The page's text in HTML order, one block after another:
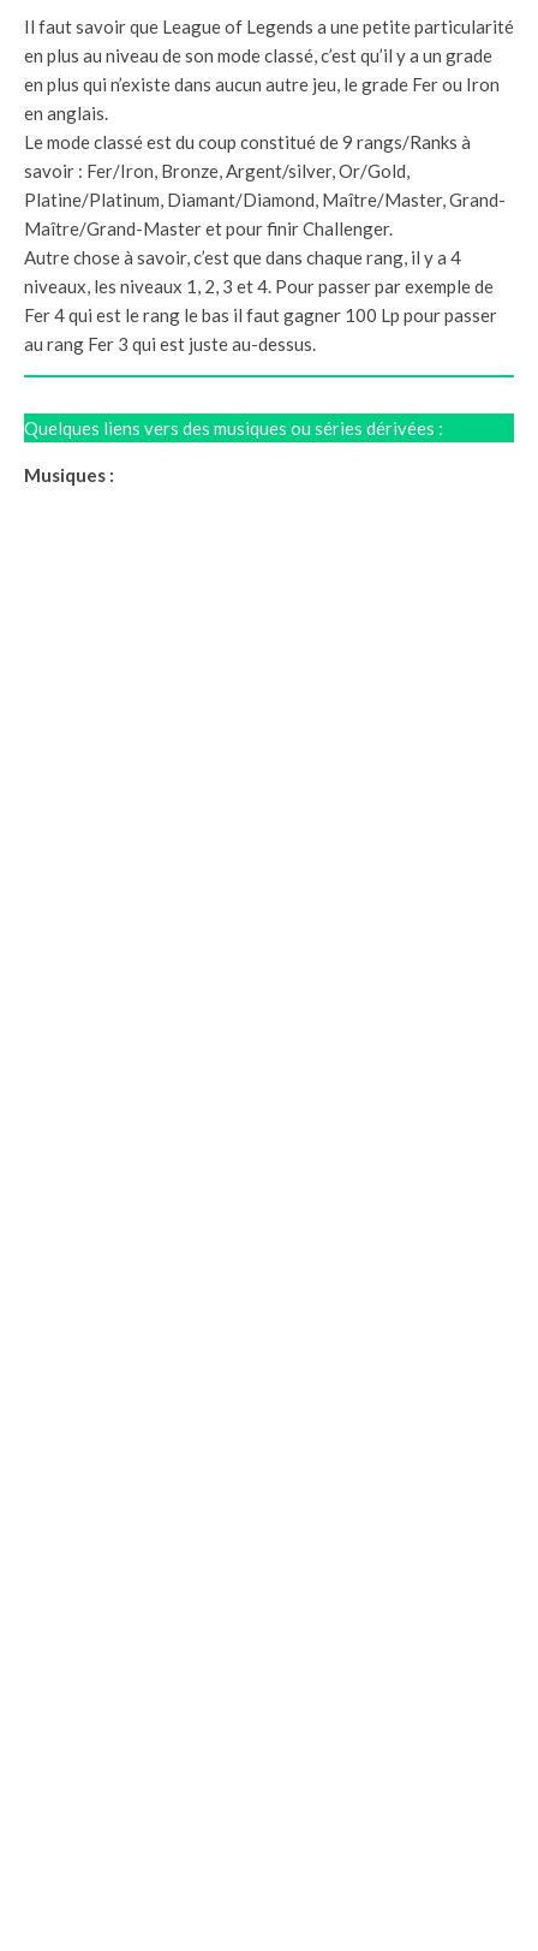
Il faut savoir que League of Legends a une petite particularité
en plus au niveau de son mode classé, c’est qu’il y a un grade
en plus qui n’existe dans aucun autre jeu, le grade Fer ou Iron
en anglais.
Le mode classé est du coup constitué de 9 rangs/Ranks à
savoir : Fer/Iron, Bronze, Argent/silver, Or/Gold,
Platine/Platinum, Diamant/Diamond, Maître/Master, Grand-
Maître/Grand-Master et pour finir Challenger.
Autre chose à savoir, c’est que dans chaque rang, il y a 4
niveaux, les niveaux 1, 2, 3 et 4. Pour passer par exemple de
Fer 4 qui est le rang le bas il faut gagner 100 Lp pour passer
au rang Fer 3 qui est juste au-dessus.
Quelques liens vers des musiques ou séries dérivées :
Musiques :